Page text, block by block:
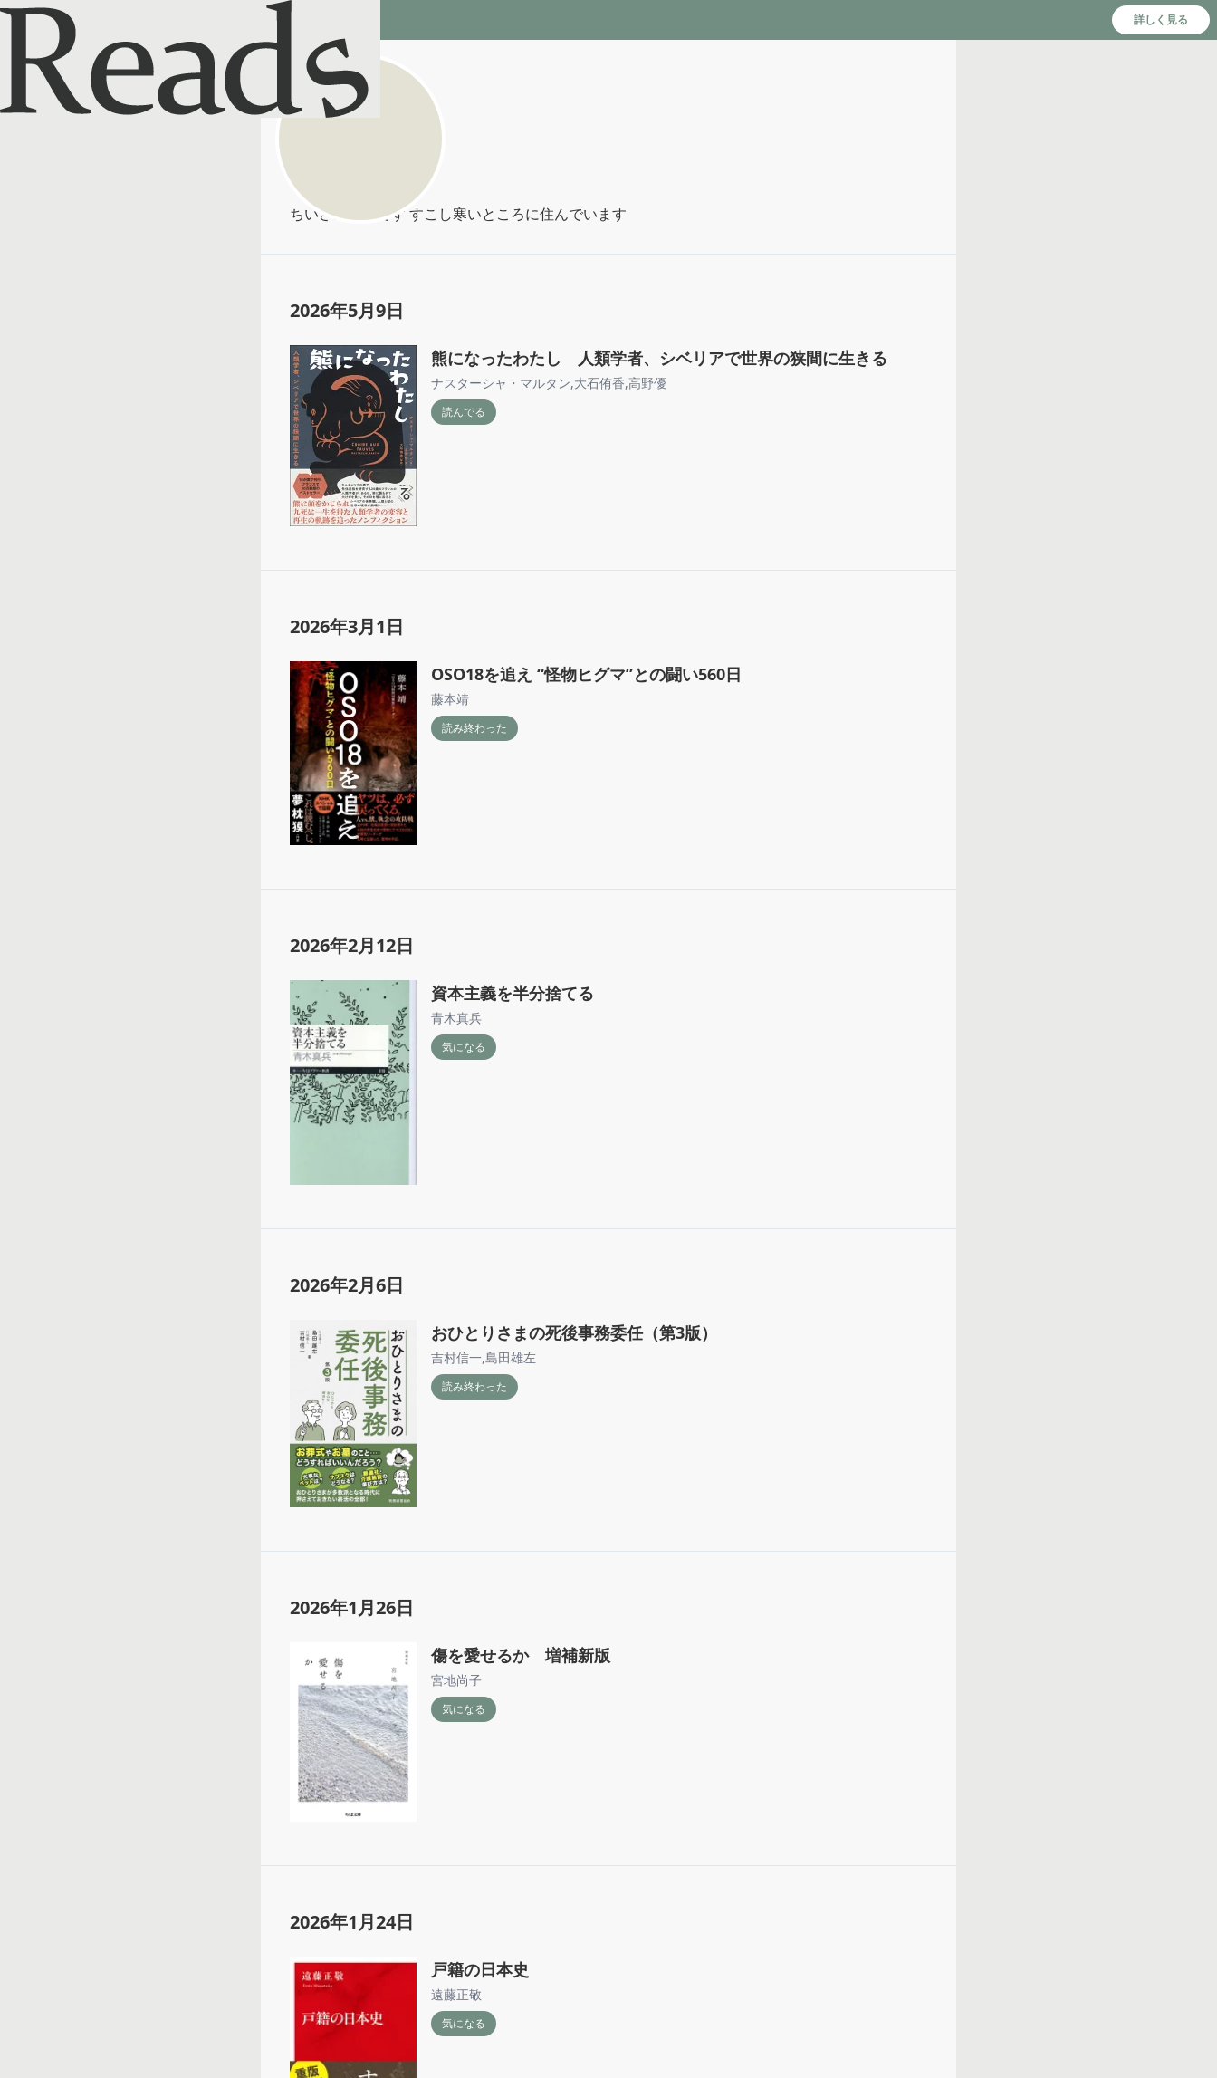
Reads - 読書のSNS＆記録アプリ 詳しく見る
@
ちいさめの熊です すこし寒いところに住んでいます
2026年5月9日
熊になったわたし 人類学者、シベリアで世界の狭間に生きる
ナスターシャ・マルタン,大石侑香,高野優
読んでる
2026年3月1日
OSO18を追え “怪物ヒグマ”との闘い560日
藤本靖
読み終わった
2026年2月12日
資本主義を半分捨てる
青木真兵
気になる
2026年2月6日
おひとりさまの死後事務委任（第3版）
吉村信一,島田雄左
読み終わった
2026年1月26日
傷を愛せるか 増補新版
宮地尚子
気になる
2026年1月24日
戸籍の日本史
遠藤正敬
気になる